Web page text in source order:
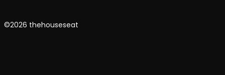
©2026 thehouseseat